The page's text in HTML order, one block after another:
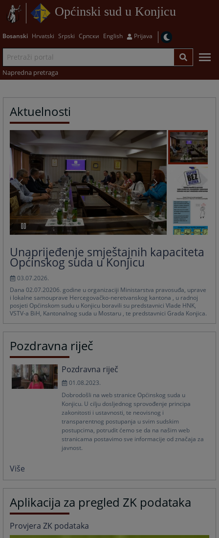
Općinski sud u Konjicu
Bosanski Hrvatski Srpski Српски English Prijava
Napredna pretraga
Aktuelnosti
Unaprijeđenje smještajnih kapaciteta
Općinskog suda u Konjicu
03.07.2026.
Dana 02.07.20206. godine u organizaciji Ministarstva pravosuđa, uprave
i lokalne samouprave Hercegovačko-neretvanskog kantona , u radnoj
posjeti Općinskom sudu u Konjicu boravili su predstavnici Vlade HNK,
VSTV-a BiH, Kantonalnog suda u Mostaru , te predstavnici Grada Konjica.
Pozdravna riječ
Pozdravna riječ
01.08.2023.
Dobrodošli na web stranice Općinskog suda u
Konjicu. U cilju dosljednog sprovođenje principa
zakonitosti i ustavnosti, te neovisnog i
transparentnog postupanja u svim sudskim
postupcima, potrudit ćemo se da na našim web
stranicama postavimo sve informacije od značaja za
javnost.
Više
Aplikacija za pregled ZK podataka
Provjera ZK podataka